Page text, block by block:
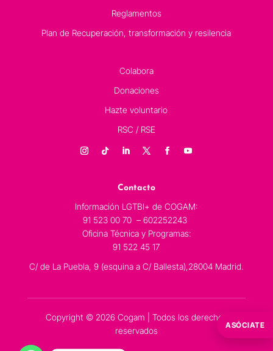
Reglamentos
Plan de Recuperación, transformación y resilencia
Colabora
Donaciones
Hazte voluntario
RSC / RSE
Contacto
Información LGTBI+ de COGAM:
91 523 00 70 – 602252243
Oficina Técnica y Programas:
91 522 45 17
C/ de La Puebla, 9 (esquina a C/ Ballesta),28004 Madrid.
Copyright © 2026 Cogam | Todos los derechos
reservados
ASÓCIATE